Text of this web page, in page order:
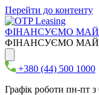
Перейти до контенту
ФІНАНСУЄМО
ФІНАНСУЄМО
+380 (44) 500 1000
Графік роботи пн-пт